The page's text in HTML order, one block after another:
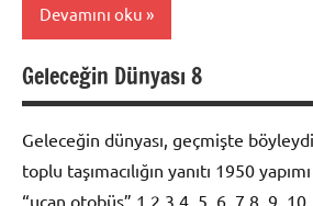
Devamını oku
Foto
Galeri
Geleceğin Dünyası 8
Geleceğin dünyası, geçmişte
toplu taşımacılığın yanıtı 1950
“uçan otobüs” 1 2 3 4 5 6 7 8 9